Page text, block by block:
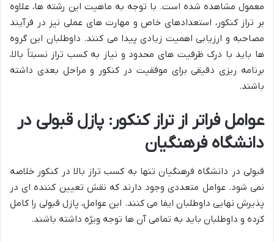
معمول مشاهده شده است. با توجه به ماهیت این رشته ها، علاوه
بر تراز کنکور، استعدادهای خاص و مهارت های عملی نیز در فرآیند
مصاحبه و ارزیابی اهمیت زیادی پیدا می کنند. داوطلبان این گروه
ها باید با درک ظرفیت های محدود و نیاز به کسب تراز نسبتاً بالا،
برنامه ریزی دقیقی برای موفقیت در کنکور و مراحل بعدی داشته
باشند.
عوامل فراتر از تراز کنکور: پازل قبولی در
دانشگاه فرهنگیان
قبولی در دانشگاه فرهنگیان تنها به کسب تراز بالا در کنکور خلاصه
نمی شود. عوامل متعددی وجود دارند که نقش تعیین کننده ای در
پذیرش نهایی داوطلبان ایفا می کنند. این عوامل، پازل قبولی را کامل
کرده و داوطلبان باید به تمامی آن ها توجه ویژه داشته باشند.